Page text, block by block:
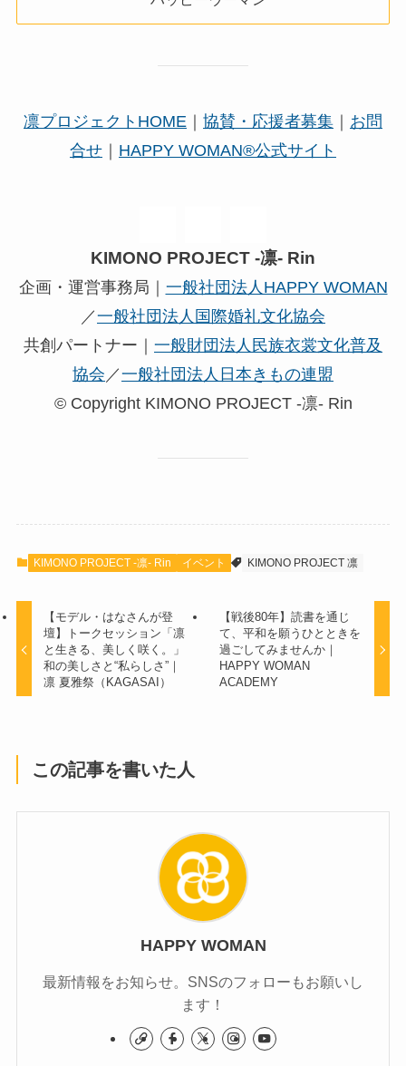
凛プロジェクトHOME ｜ 協賛・応援者募集 ｜ お問
合せ ｜ HAPPY WOMAN®︎公式サイト
KIMONO PROJECT -凛- Rin
企画・運営事務局｜ 一般社団法人HAPPY WOMAN
／⼀般社団法⼈国際婚礼⽂化協会
共創パートナー｜ 一般財団法人民族衣裳文化普及
協会 ／一般社団法人日本きもの連盟
© Copyright KIMONO PROJECT -凛- Rin
KIMONO PROJECT -凛- Rin イベント KIMONO PROJECT 凛
【モデル・はなさんが登
壇】トークセッション「凛
と生きる、美しく咲く。」
和の美しさと“私らしさ”｜
凛 夏雅祭（KAGASAI）
【戦後80年】読書を通じ
て、平和を願うひとときを
過ごしてみませんか｜
HAPPY WOMAN
ACADEMY
この記事を書いた人
HAPPY WOMAN
最新情報をお知らせ。SNSのフォローもお願いし
ます！